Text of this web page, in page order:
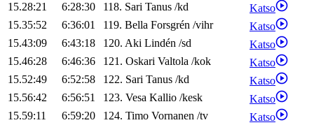
15.28:21
6:28:30 118. Sari Tanus /kd
Katso
15.35:52
6:36:01 119. Bella Forsgrén /vihr
Katso
15.43:09
6:43:18 120. Aki Lindén /sd
Katso
15.46:28
6:46:36 121. Oskari Valtola /kok
Katso
15.52:49
6:52:58 122. Sari Tanus /kd
Katso
15.56:42
6:56:51 123. Vesa Kallio /kesk
Katso
15.59:11
6:59:20 124. Timo Vornanen /tv
Katso